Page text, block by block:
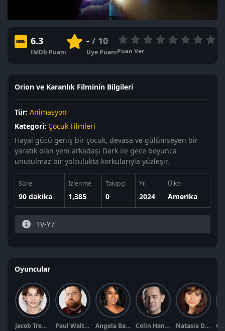
6.3
IMDb Puanı
-/ 10
Üye PuanıPuan Ver
Orion ve Karanlık Filminin Bilgileri
Tür: Animasyon
Kategori: Çocuk Filmleri
Hayal gücü geniş bir çocuk, devasa ve gülümseyen bir
yaratık olan yeni arkadaşı Dark ile gece boyunca
unutulmaz bir yolculukta korkularıyla yüzleşir.
Süre
90 dakika
İzlenme
1,385
Takipçi
0
Yıl
2024
Ülke
Amerika
TV-Y7
Oyuncular
Jacob Tremblay Paul Walter Hauser Angela Bassett Colin Hanks Natasia Demetriou